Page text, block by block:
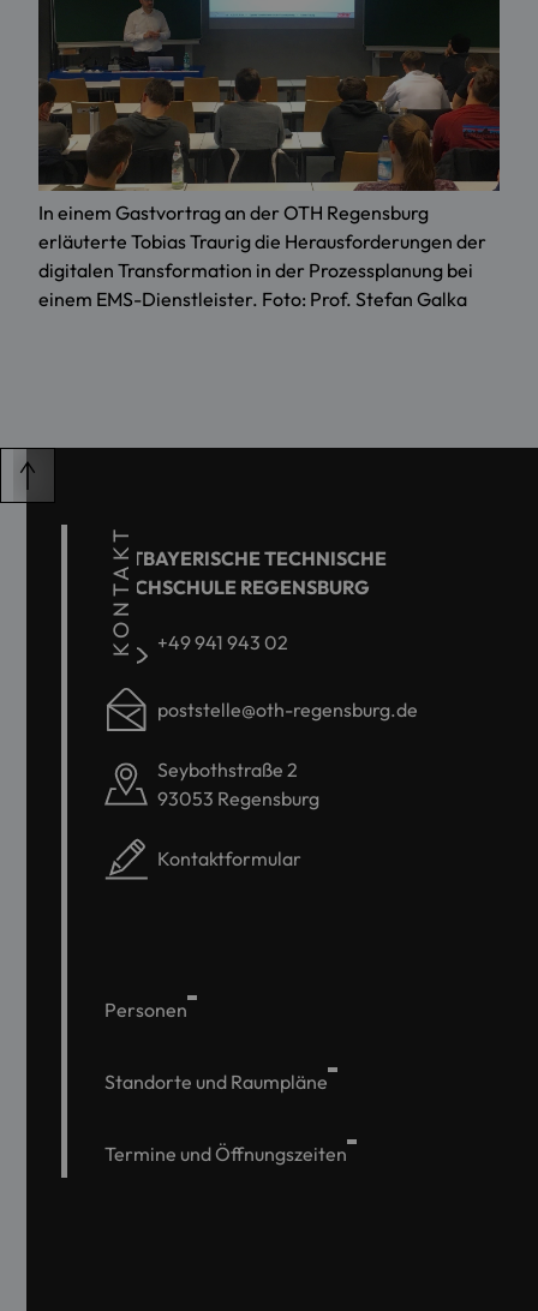
In einem Gastvortrag an der OTH Regensburg
erläuterte Tobias Traurig die Herausforderungen der
digitalen Transformation in der Prozessplanung bei
einem EMS-Dienstleister. Foto: Prof. Stefan Galka
KONTAKT
OSTBAYERISCHE TECHNISCHE
HOCHSCHULE REGENSBURG
+49 941 943 02
poststelle@oth-regensburg.de
Seybothstraße 2
93053 Regensburg
Kontaktformular
Personen
Standorte und Raumpläne
Termine und Öffnungszeiten